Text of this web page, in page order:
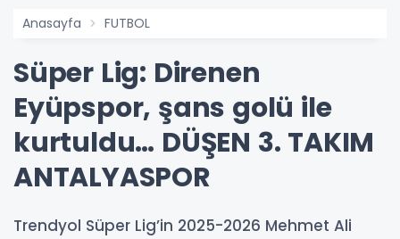
Anasayfa FUTBOL
Süper Lig: Direnen
Eyüpspor, şans golü ile
kurtuldu… DÜŞEN 3. TAKIM
ANTALYASPOR
Trendyol Süper Lig’in 2025-2026 Mehmet Ali